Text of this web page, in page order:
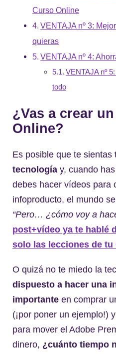
Curso Online
VENTAJA nº 3:
quieras
VENTAJA nº 4:
VENTAJA nº
todo
¿Vas a crear
Online?
Es posible que te sientas
tecnología y, cuando
debes hacer vídeos para
infoproducto, el mundo
“Pero… ¿cómo voy a
post+vídeo ya te hablé
solo las lecciones de tu
O quizá no te miedo la
dispuesto a hacer una
importante en comprar
(¡por poner un ejemplo!)
para mover el Adobe
dinero, ¿cuánto tiempo